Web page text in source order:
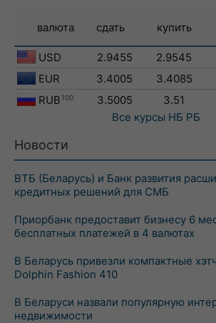
валюта сдать купить
USD 2.9455 2.9545
EUR
3.4005 3.4085
RUB 100 3.5005 3.51
Все курсы НБ РБ
Новости
ВТБ (Беларусь) и Банк развития
кредитных решений для СМБ
Приорбанк предоставит бизнесу 6
бесплатных платежей в 4 валютах
В Беларусь привезли компактные
Dolphin Fashion 410
В Беларуси назвали популярную
недвижимости